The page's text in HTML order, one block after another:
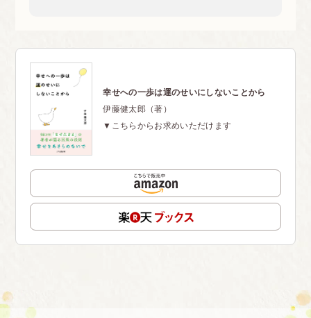
幸せへの一歩は運のせいにしないことから
伊藤健太郎（著）
▼こちらからお求めいただけます